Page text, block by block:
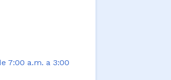
7:00 a.m. a 3:00